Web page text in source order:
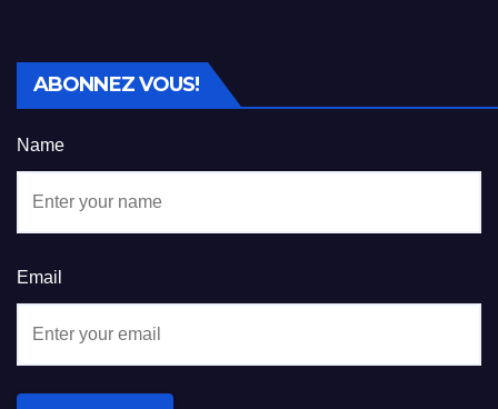
ABONNEZ VOUS!
Name
Email